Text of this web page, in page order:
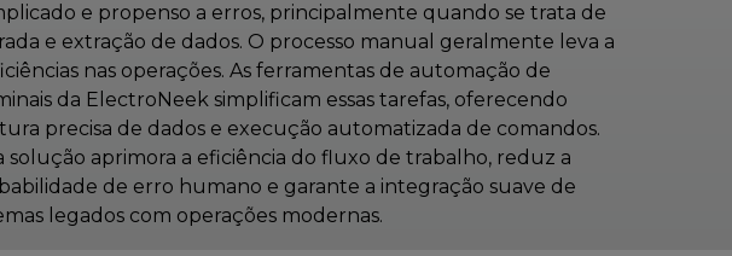
e propenso a erros, principalmente quando se trata de
e extração de dados. O processo manual geralmente leva a
nas operações. As ferramentas de automação de
da ElectroNeek simplificam essas tarefas, oferecendo
precisa de dados e execução automatizada de comandos.
solução aprimora a eficiência do fluxo de trabalho, reduz a
de erro humano e garante a integração suave de
legados com operações modernas.